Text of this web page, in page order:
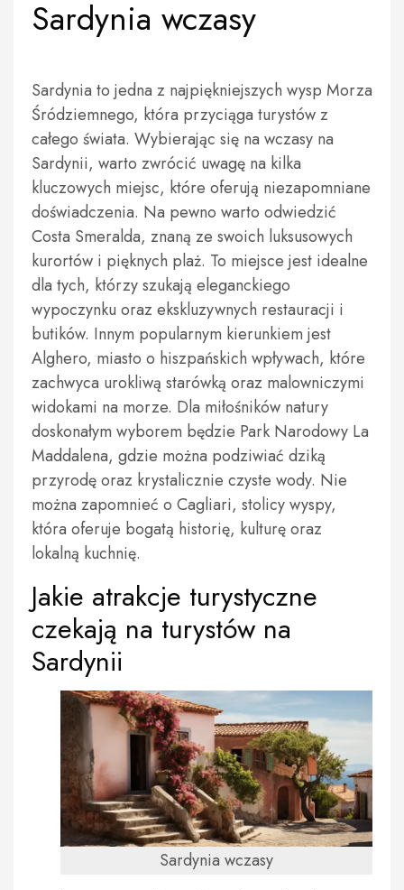
Sardynia wczasy
Sardynia to jedna z najpiękniejszych wysp Morza
Śródziemnego, która przyciąga turystów z
całego świata. Wybierając się na wczasy na
Sardynii, warto zwrócić uwagę na kilka
kluczowych miejsc, które oferują niezapomniane
doświadczenia. Na pewno warto odwiedzić
Costa Smeralda, znaną ze swoich luksusowych
kurortów i pięknych plaż. To miejsce jest idealne
dla tych, którzy szukają eleganckiego
wypoczynku oraz ekskluzywnych restauracji i
butików. Innym popularnym kierunkiem jest
Alghero, miasto o hiszpańskich wpływach, które
zachwyca urokliwą starówką oraz malowniczymi
widokami na morze. Dla miłośników natury
doskonałym wyborem będzie Park Narodowy La
Maddalena, gdzie można podziwiać dziką
przyrodę oraz krystalicznie czyste wody. Nie
można zapomnieć o Cagliari, stolicy wyspy,
która oferuje bogatą historię, kulturę oraz
lokalną kuchnię.
Jakie atrakcje turystyczne
czekają na turystów na
Sardynii
Sardynia wczasy